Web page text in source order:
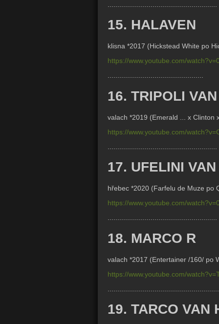
15. HALAVEN
klisna *2017 (Hickstead White po
https://www.youtube.com/
16. TRIPOLI
valach *2019 (Emerald ... x Clinton
https://www.youtube.com/
17. UFELINI
hřebec *2020 (Farfelu de Muze po
https://www.youtube.com/
18. MARCO R
valach *2017 (Entertainer /160/ po
https://www.youtube.com/
19. TARCO VAN